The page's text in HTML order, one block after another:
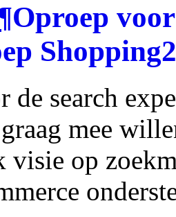
Oproep
de search
mee
visie op